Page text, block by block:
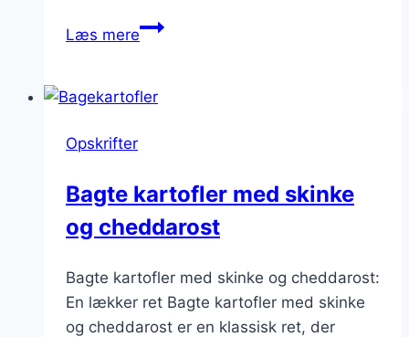
Læs mereBagte
grøntfyld
variant
Opskrifter
Bagte kartofler med skinke
og cheddarost
Bagte kartofler med skinke og cheddarost:
En lækker ret Bagte kartofler med skinke
og cheddarost er en klassisk ret, der